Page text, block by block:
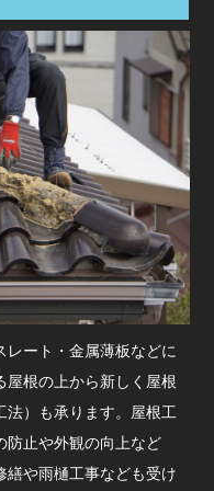
レート・金属薄板などに
屋根の上から新しく屋根
法）も承ります。屋根工
防止や外観の向上など
繕や雨樋工事なども受け